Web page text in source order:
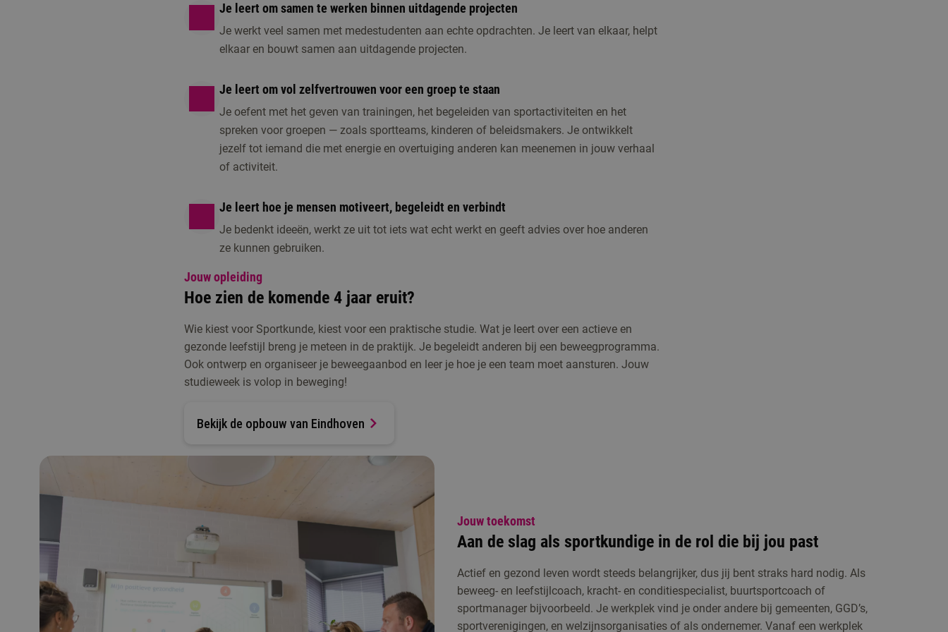
Je leert om samen te werken binnen uitdagende projecten
Je werkt veel samen met medestudenten aan echte opdrachten. Je leert van elkaar, helpt
elkaar en bouwt samen aan uitdagende projecten.
Je leert om vol zelfvertrouwen voor een groep te staan
Je oefent met het geven van trainingen, het begeleiden van sportactiviteiten en het
spreken voor groepen — zoals sportteams, kinderen of beleidsmakers. Je ontwikkelt
jezelf tot iemand die met energie en overtuiging anderen kan meenemen in jouw verhaal
of activiteit.
Je leert hoe je mensen motiveert, begeleidt en verbindt
Je bedenkt ideeën, werkt ze uit tot iets wat echt werkt en geeft advies over hoe anderen
ze kunnen gebruiken.
Jouw opleiding
Hoe zien de komende 4 jaar eruit?
Wie kiest voor Sportkunde, kiest voor een praktische studie. Wat je leert over een actieve en
gezonde leefstijl breng je meteen in de praktijk. Je begeleidt anderen bij een beweegprogramma.
Ook ontwerp en organiseer je beweegaanbod en leer je hoe je een team moet aansturen. Jouw
studieweek is volop in beweging!
Bekijk de opbouw van Eindhoven
Jouw toekomst
Aan de slag als sportkundige in de rol die bij jou past
Actief en gezond leven wordt steeds belangrijker, dus jij bent straks hard nodig. Als
beweeg- en leefstijlcoach, kracht- en conditiespecialist, buurtsportcoach of
sportmanager bijvoorbeeld. Je werkplek vind je onder andere bij gemeenten, GGD’s,
sportverenigingen, en welzijnsorganisaties of als ondernemer. Vanaf een werkplek